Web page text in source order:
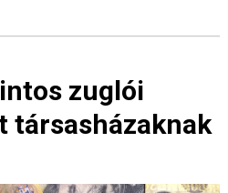
zuglói
társasházaknak